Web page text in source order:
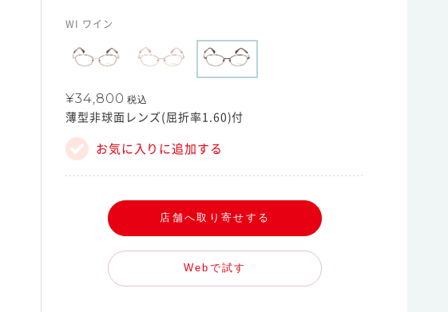
WI ワイン
¥34,800 税込
薄型非球面レンズ(屈折率1.60)付
お気に入りに追加する
店舗へ取り寄せする
Webで試す